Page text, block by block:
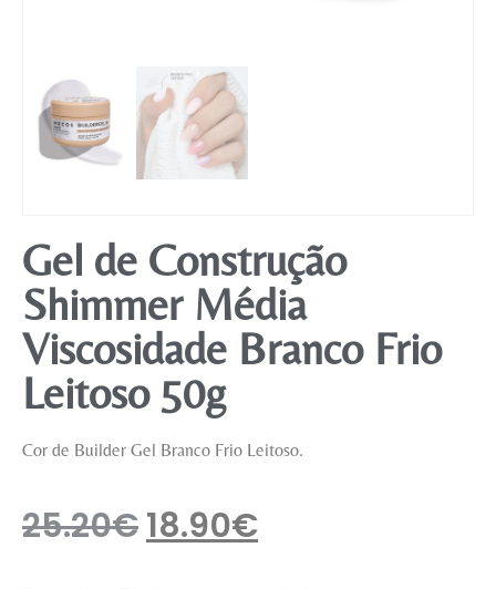
Gel de Construção
Shimmer Média
Viscosidade Branco Frio
Leitoso 50g
Cor de Builder Gel Branco Frio Leitoso.
25.20€18.90€